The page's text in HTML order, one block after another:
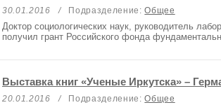
30.01.2016 /Подразделение:Общее
Доктор социологических наук, руководитель
получил грант Российского фонда
Выставка книг «Ученые Иркутска» –
20.01.2016 /Подразделение:Общее